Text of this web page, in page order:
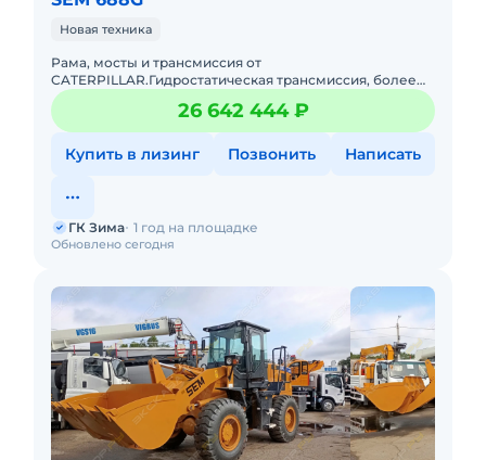
Новая техника
Рама, мосты и трансмиссия от
CATERPILLAR.Гидростатическая трансмиссия, более
эффективная, чем традиционная гидравлическая
трансмиссия, позволяет значительно сни
26 642 444 ₽
Купить в лизинг Позвонить Написать
Обновлено сегодня
ГК Зима 1 год на площадке